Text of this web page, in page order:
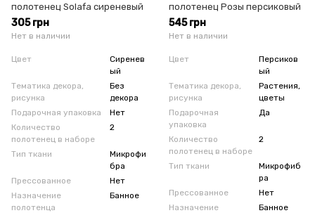
полотенец Solafa сиреневый
305 грн
Нет в наличии
Цвет
Сиренев
ый
Тематика декора,
рисунка
Без
декора
Подарочная упаковка
Нет
Количество
полотенец в наборе
2
Тип ткани
Микрофи
бра
Прессованное
Нет
Назначение
полотенца
Банное
полотенец Розы персиковый
545 грн
Нет в наличии
Цвет
Персиков
ый
Тематика декора,
рисунка
Растения,
цветы
Подарочная
упаковка
Да
Количество
полотенец в наборе
2
Тип ткани
Микрофиб
ра
Прессованное
Нет
Назначение
Банное